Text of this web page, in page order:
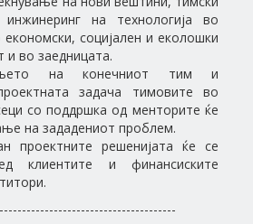
на технологија во
економски, социјален и еколошки
и во заедницата.
на конечниот тим и
задача тимовите во
со поддршка од менторите ќе
на зададениот проблем.
проектните решенијата ќе се
клиентите и финансиските